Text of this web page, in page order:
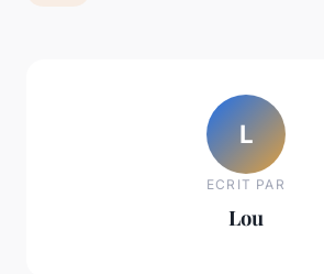
L
ECRIT PAR
Lou